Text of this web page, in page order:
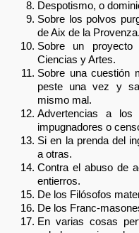
Despotismo, o
Sobre los polvos
de Aix de la Provenza.
Sobre un
Ciencias y Artes.
Sobre una cuestión
peste una vez y
mismo mal.
Advertencias a
impugnadores o
Si en la prenda del
a otras.
Contra el abuso de
entierros.
De los Filósofos
De los Franc-
En varias cosas